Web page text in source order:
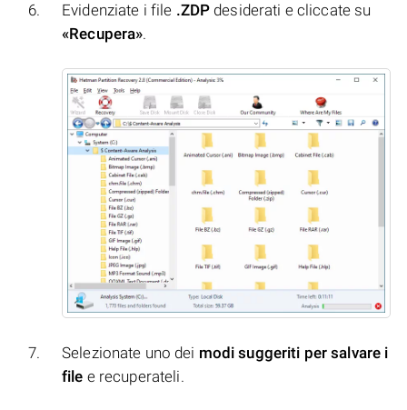
Evidenziate i file .ZDP desiderati e cliccate su
«Recupera».
Selezionate uno dei modi suggeriti per salvare i
file e recuperateli.